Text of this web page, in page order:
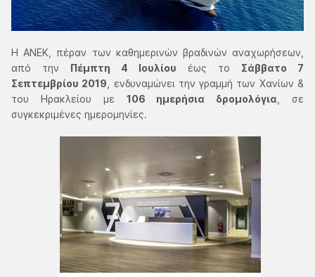
Η ΑΝΕΚ, πέραν των καθημερινών βραδινών αναχωρήσεων,
από την
Πέμπτη 4 Ιουλίου έως το Σάββατο 7
Σεπτεμβρίου 2019, ενδυναμώνει την γραμμή των Χανίων &
του Ηρακλείου με 106 ημερήσια δρομολόγια, σε
συγκεκριμένες ημερομηνίες.